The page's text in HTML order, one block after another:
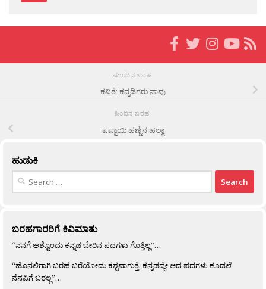
ಮುಂದಿನ ಬರಹ
ಕವಿತೆ: ಕನ್ನಡಿಗರು ನಾವು
ಹಿಂದಿನ ಬರಹ
ಪಪ್ಪಾಯಿ ಹಣ್ಣಿನ ಹಲ್ವಾ
ಹುಡುಕಿ
Search
ಬರಹಗಾರರಿಗೆ ಕಿವಿಮಾತು
“ನನಗೆ ಅಶ್ಟೊಂದು ಕನ್ನಡ ಬೇರಿನ ಪದಗಳು ಗೊತ್ತಿಲ್ಲ”…
“ಹೊನಲಿಗಾಗಿ ಬರಹ ಬರೆಯೋದು ಕಶ್ಟವಾಗುತ್ತೆ. ಕನ್ನಡದ್ದೇ ಆದ ಪದಗಳು ಕೂಡಲೆ
ನೆನಪಿಗೆ ಬರಲ್ಲ”…